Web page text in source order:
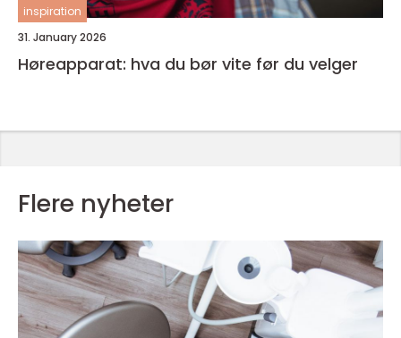
inspiration
31. January 2026
Høreapparat: hva du bør vite før du velger
Flere nyheter